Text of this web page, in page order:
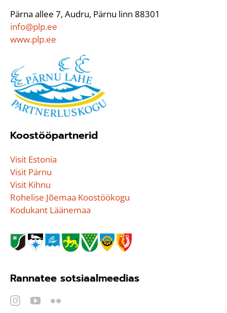
Pärna allee 7, Audru, Pärnu linn 88301
info@plp.ee
www.plp.ee
Koostööpartnerid
Visit Estonia
Visit Pärnu
Visit Kihnu
Rohelise Jõemaa Koostöökogu
Kodukant Läänemaa
Rannatee sotsiaalmeedias